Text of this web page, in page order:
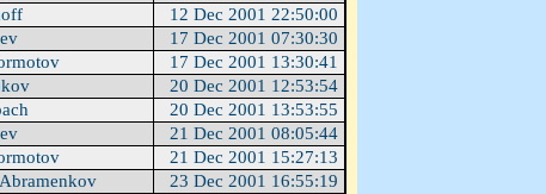
12 Dec 2001 22:50:00
17 Dec 2001 07:30:30
17 Dec 2001 13:30:41
20 Dec 2001 12:53:54
20 Dec 2001 13:53:55
21 Dec 2001 08:05:44
21 Dec 2001 15:27:13
23 Dec 2001 16:55:19